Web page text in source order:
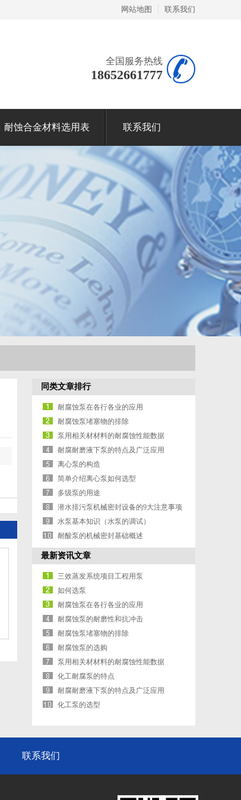
网站地图 联系我们
全国服务热线
18652661777
耐蚀合金材料选用表 联系我们
同类文章排行
耐腐蚀泵在各行各业的应用
耐腐蚀泵堵塞物的排除
泵用相关材材料的耐腐蚀性能数据
耐腐耐磨液下泵的特点及广泛应用
离心泵的构造
简单介绍离心泵如何选型
多级泵的用途
潜水排污泵机械密封设备的9大注意事项
水泵基本知识（水泵的调试）
耐酸泵的机械密封基础概述
最新资讯文章
三效蒸发系统项目工程用泵
如何选泵
耐腐蚀泵在各行各业的应用
耐腐蚀泵的耐磨性和抗冲击
耐腐蚀泵堵塞物的排除
耐腐蚀泵的选购
泵用相关材材料的耐腐蚀性能数据
化工耐腐泵的特点
耐腐耐磨液下泵的特点及广泛应用
化工泵的选型
联系我们